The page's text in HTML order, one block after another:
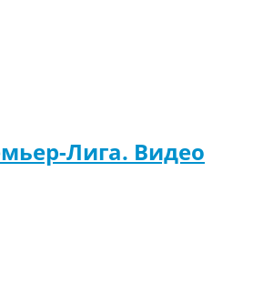
Лига. Видео